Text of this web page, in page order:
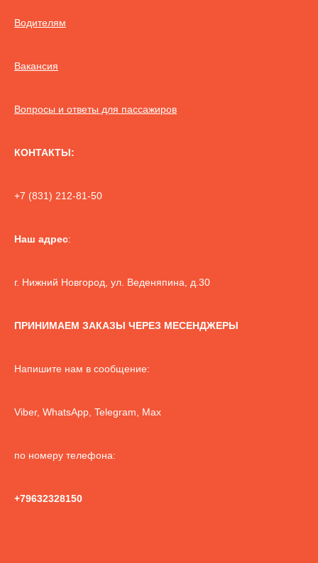
Водителям
Вакансия
Вопросы и ответы для пассажиров
КОНТАКТЫ:
+7 (831) 212-81-50
Наш адрес:
г. Нижний Новгород, ул. Веденяпина, д.30
ПРИНИМАЕМ ЗАКАЗЫ ЧЕРЕЗ МЕСЕНДЖЕРЫ
Напишите нам в сообщение:
Viber, WhatsApp, Telegram, Max
по номеру телефона:
+79632328150